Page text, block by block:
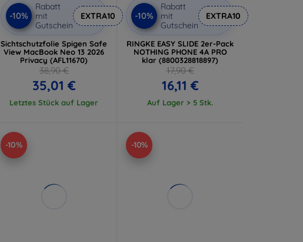
-10%
Rabatt
mit
Gutschein
EXTRA10
Sichtschutzfolie Spigen Safe
View MacBook Neo 13 2026
Privacy (AFL11670)
38,90 €
35,01 €
Letztes Stück auf Lager
-10%
Rabatt
mit
Gutschein
EXTRA10
RINGKE EASY SLIDE 2er-Pack
NOTHING PHONE 4A PRO
klar (8800328818897)
17,90 €
16,11 €
Auf Lager > 5 Stk.
-10% -10%